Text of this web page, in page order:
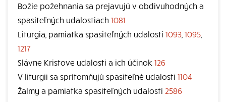
Božie požehnania sa prejavujú v obdivuhodných a
spasiteľných udalostiach 1081
Liturgia, pamiatka spasiteľných udalostí 1093 1095
1217
Slávne Kristove udalosti a ich účinok 126
V liturgii sa sprítomňujú spasiteľné udalosti 1104
Žalmy a pamiatka spasiteľných udalostí 2586